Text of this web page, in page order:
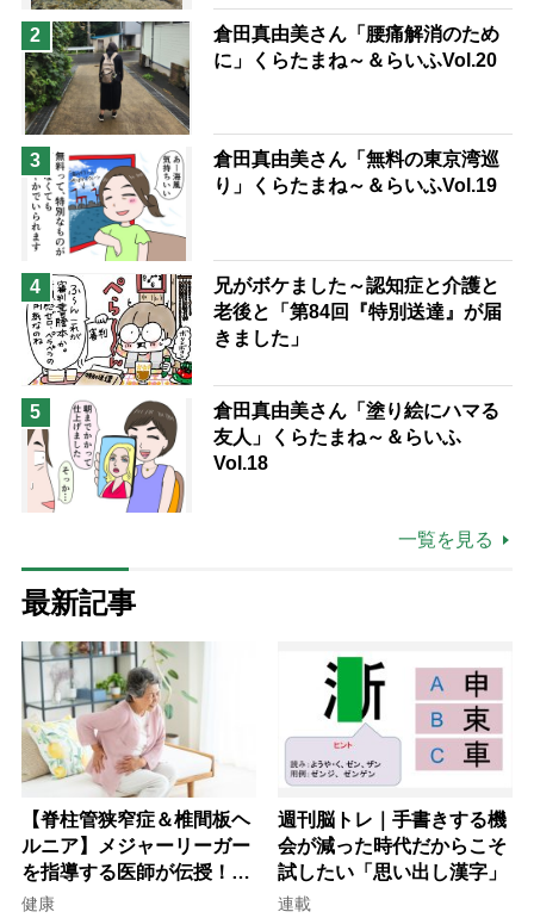
2
倉田真由美さん「腰痛解消のため
に」くらたまね～＆らいふVol.20
3
倉田真由美さん「無料の東京湾巡
り」くらたまね～＆らいふVol.19
4
兄がボケました～認知症と介護と
老後と「第84回『特別送達』が届
きました」
5
倉田真由美さん「塗り絵にハマる
友人」くらたまね～＆らいふ
Vol.18
一覧を見る
最新記事
【脊柱管狭窄症＆椎間板ヘ
ルニア】メジャーリーガー
を指導する医師が伝授！腰
痛を自力で治す運動療法4
健康
週刊脳トレ｜手書きする機
会が減った時代だからこそ
試したい「思い出し漢字」
連載